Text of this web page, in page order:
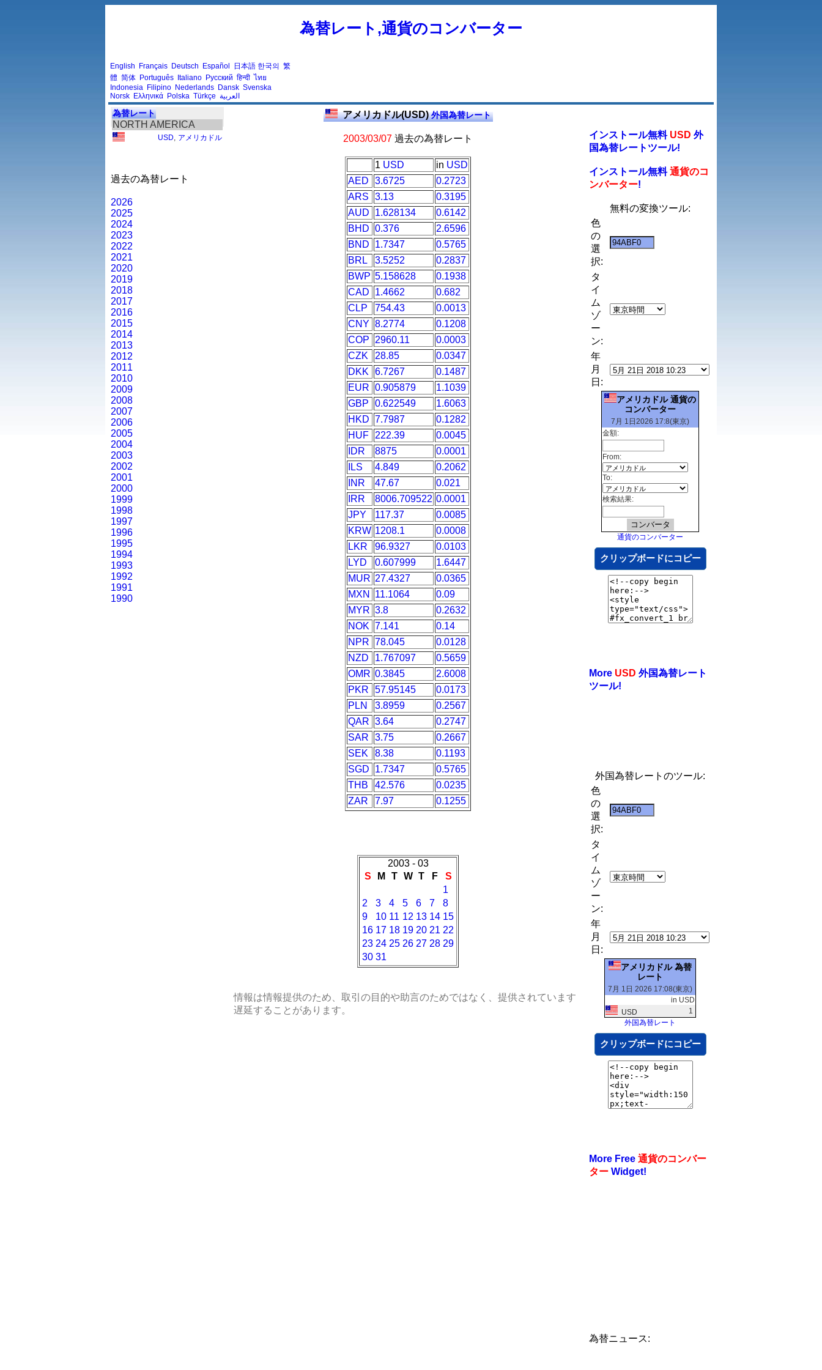
為替レート,通貨のコンバーター
English Français Deutsch Español 日本語 한국의 繁
體 简体 Português Italiano Русский हिन्दी ไทย
Indonesia Filipino Nederlands Dansk Svenska
Norsk Ελληνικά Polska Türkçe العربية
為替レート
NORTH AMERICA
USD アメリカドル
過去の為替レート
2026
2025
2024
2023
2022
2021
2020
2019
2018
2017
2016
2015
2014
2013
2012
2011
2010
2009
2008
2007
2006
2005
2004
2003
2002
2001
2000
1999
1998
1997
1996
1995
1994
1993
1992
1991
1990
アメリカドル(USD)外国為替レート
2003/03/07 過去の為替レート
1 USD in USD
AED
3.6725
0.2723
ARS
3.13
0.3195
AUD
1.628134
0.6142
BHD 0.376
2.6596
BND
1.7347
0.5765
BRL
3.5252
0.2837
BWP 5.158628
0.1938
CAD
1.4662
0.682
CLP
754.43
0.0013
CNY 8.2774
0.1208
COP
2960.11
0.0003
CZK
28.85
0.0347
DKK
6.7267
0.1487
EUR 0.905879
1.1039
GBP
0.622549
1.6063
HKD 7.7987
0.1282
HUF
222.39
0.0045
IDR
8875
0.0001
ILS
4.849
0.2062
INR
47.67
0.021
IRR
8006.709522 0.0001
JPY
117.37
0.0085
KRW 1208.1
0.0008
LKR
96.9327
0.0103
LYD
0.607999
1.6447
MUR 27.4327
0.0365
MXN
11.1064
0.09
MYR 3.8
0.2632
NOK 7.141
0.14
NPR 78.045
0.0128
NZD
1.767097
0.5659
OMR 0.3845
2.6008
PKR
57.95145
0.0173
PLN
3.8959
0.2567
QAR 3.64
0.2747
SAR
3.75
0.2667
SEK
8.38
0.1193
SGD
1.7347
0.5765
THB
42.576
0.0235
ZAR
7.97 0.1255
2003 - 03
S
M T W T F
S
1
2
3 4 5 6 7
8
9
10 11 12 13 14 15
16 17 18 19 20 21 22
23 24 25 26 27 28 29
30 31
情報は情報提供のため、取引の目的や助言のためではなく、提供されています
遅延することがあります。
インストール無料 USD 外
国為替レートツール!
インストール無料通貨のコ
ンバーター!
無料の変換ツール:
色
の
選
択:
タ
イ
ム
ゾ
ー
ン:
年
月
日:
アメリカドル 通貨の
コンバーター
7月 1日2026 17:8(東京)
金額:
From:
To:
検索結果:
通貨のコンバーター
クリップボードにコピー
More USD 外国為替レート
ツール!
外国為替レートのツール:
色
の
選
択:
タ
イ
ム
ゾ
ー
ン:
年
月
日:
アメリカドル 為替
レート
7月 1日 2026 17:08(東京)
in USD
USD
1
外国為替レート
クリップボードにコピー
More Free 通貨のコンバー
ター Widget!
為替ニュース: